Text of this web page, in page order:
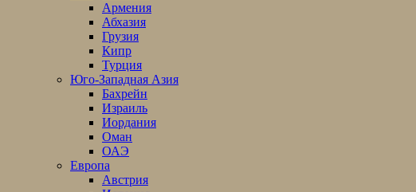
Армения
Абхазия
Грузия
Кипр
Турция
Юго-Западная Азия
Бахрейн
Израиль
Иордания
Оман
ОАЭ
Европа
Австрия